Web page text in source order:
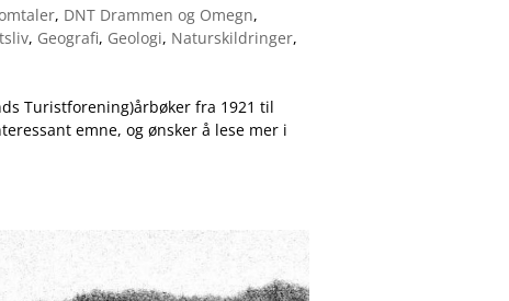
, DNT Drammen og Omegn,
, Geografi, Geologi, Naturskildringer,
Turistforening)årbøker fra 1921 til
emne, og ønsker å lese mer i